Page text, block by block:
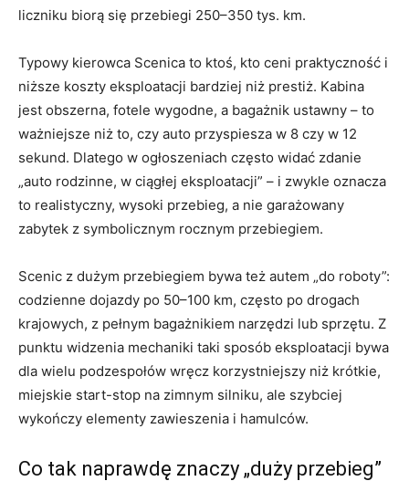
liczniku biorą się przebiegi 250–350 tys. km.
Typowy kierowca Scenica to ktoś, kto ceni praktyczność i
niższe koszty eksploatacji bardziej niż prestiż. Kabina
jest obszerna, fotele wygodne, a bagażnik ustawny – to
ważniejsze niż to, czy auto przyspiesza w 8 czy w 12
sekund. Dlatego w ogłoszeniach często widać zdanie
„auto rodzinne, w ciągłej eksploatacji” – i zwykle oznacza
to realistyczny, wysoki przebieg, a nie garażowany
zabytek z symbolicznym rocznym przebiegiem.
Scenic z dużym przebiegiem bywa też autem „do roboty”:
codzienne dojazdy po 50–100 km, często po drogach
krajowych, z pełnym bagażnikiem narzędzi lub sprzętu. Z
punktu widzenia mechaniki taki sposób eksploatacji bywa
dla wielu podzespołów wręcz korzystniejszy niż krótkie,
miejskie start-stop na zimnym silniku, ale szybciej
wykończy elementy zawieszenia i hamulców.
Co tak naprawdę znaczy „duży przebieg”